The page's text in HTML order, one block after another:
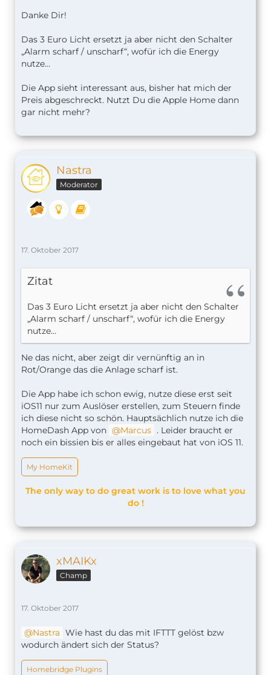
Danke Dir!
Das 3 Euro Licht ersetzt ja aber nicht den Schalter
„Alarm scharf / unscharf“, wofür ich die Energy
nutze...
Die App sieht interessant aus, bisher hat mich der
Preis abgeschreckt. Nutzt Du die Apple Home dann
gar nicht mehr?
Nastra
Moderator
17. Oktober 2017
Zitat
Das 3 Euro Licht ersetzt ja aber nicht den Schalter
„Alarm scharf / unscharf“, wofür ich die Energy
nutze...
Ne das nicht, aber zeigt dir vernünftig an in
Rot/Orange das die Anlage scharf ist.
Die App habe ich schon ewig, nutze diese erst seit
iOS11 nur zum Auslöser erstellen, zum Steuern finde
ich diese nicht so schön. Hauptsächlich nutze ich die
HomeDash App von
Marcus . Leider braucht er
noch ein bissien bis er alles eingebaut hat von iOS 11.
My HomeKit
The only way to do great work is to love what you
do !
xMAIKx
Champ
17. Oktober 2017
Nastra Wie hast du das mit IFTTT gelöst bzw
wodurch ändert sich der Status?
Homebridge Plugins